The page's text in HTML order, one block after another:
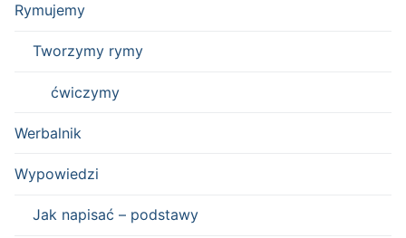
Rymujemy
Tworzymy rymy
ćwiczymy
Werbalnik
Wypowiedzi
Jak napisać – podstawy